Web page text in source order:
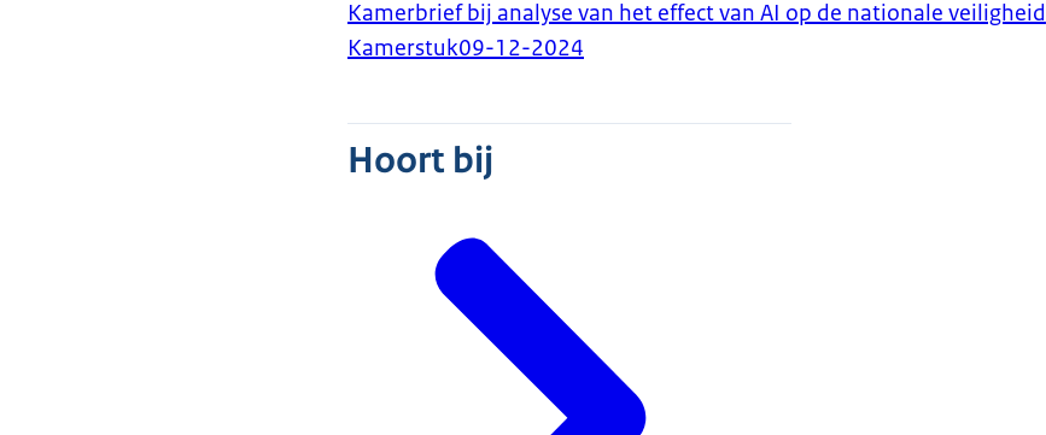
Kamerbrief bij analyse van het effect van AI op de nationale veiligheid
Kamerstuk09-12-2024
Hoort bij